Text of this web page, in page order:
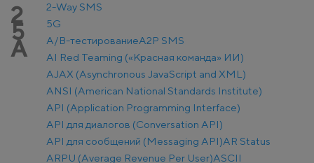
2 2-Way SMS
5 5G
A A/B-тестированиеA2P SMS
AI Red Teaming («Красная команда» ИИ)
AJAX (Asynchronous JavaScript and XML)
ANSI (American National Standards Institute)
API (Application Programming Interface)
API для диалогов (Conversation API)
API для сообщений (Messaging API)AR Status
ARPU (Average Revenue Per User)ASCII